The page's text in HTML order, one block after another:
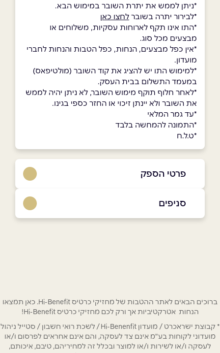
*ניתן לממש את יתרת השובר במימוש הבא.
*לבירור יתרה בשובר לחצו כאן
*התו אינו תקף לארוחות עסקיות, משלוחים או
מבצעים מכל סוג.
*אין כפל מבצעים, הנחות, כפל הטבות והנחות לחברי
מועדון.
*למימוש התו יש להציג את קוד השובר (מולטיפאס)
במעמד התשלום בבית העסק.
*לאחר חלוף תוקף מימוש השובר, לא ניתן יהיה לממש
את השובר ולא יינתן זיכוי או החזר כספי בגינו.
*עד גמר המלאי
*התמונה להמחשה בלבד
*ט.ל.ח
פרטי הספק
באתר בפייסבוק
טלפון*
אימייל *
סניפים
ברוכים הבאים לאתר ההטבות של מחזיקי כרטיס Hi-Benefit. כאן תמצאו
הנחות אטרקטיביות אך ורק לכם מחזיקי כרטיס Hi-Benefit!
* קבוצת ישראכרט / מועדון Hi-Benenfit / לשכת רואי חשבון / סטייל ניהול
מועדוני לקוחות בע"מ אינם צד לעסקה, והם אינם אחראים לפרסום ו/או
לעסקה ו/או לשירות ו/או למוצר ובכלל זה למחיריהם, טיבם, איכותם,